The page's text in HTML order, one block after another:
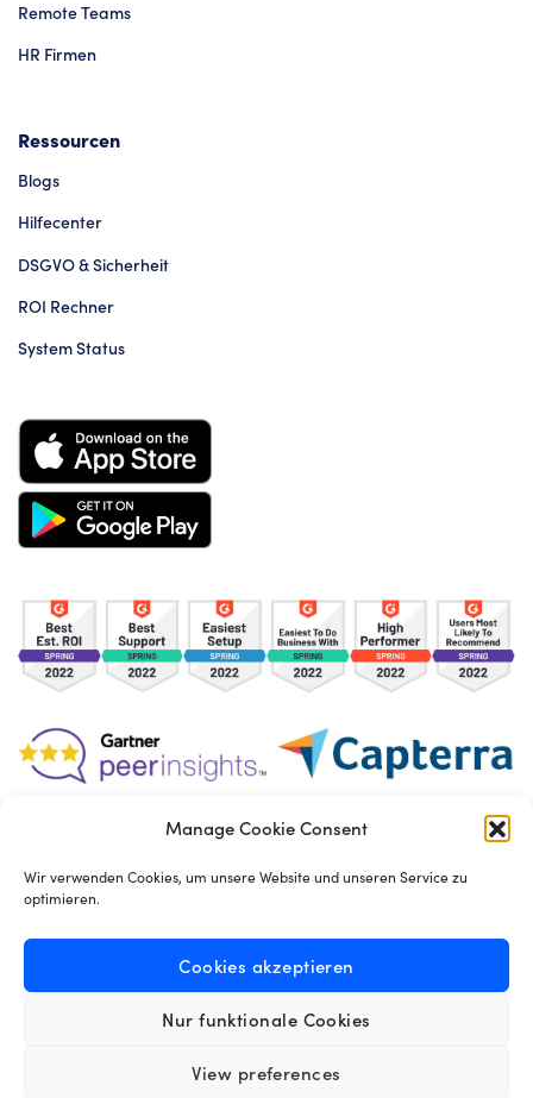
Manage Cookie Consent
Wir verwenden Cookies, um unsere Website und unseren Service zu
optimieren.
Cookies akzeptieren
Nur funktionale Cookies
View preferences
Remote Teams
HR Firmen
Ressourcen
Blogs
Hilfecenter
DSGVO & Sicherheit
ROI Rechner
System Status
TOS Privacy Policy
Made in London bySeb Azzo